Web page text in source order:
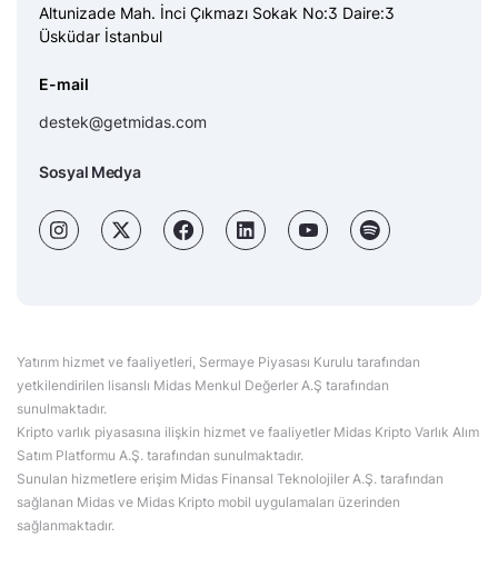
Altunizade Mah. İnci Çıkmazı Sokak No:3 Daire:3
Üsküdar İstanbul
E-mail
destek@getmidas.com
Sosyal Medya
Yatırım hizmet ve faaliyetleri, Sermaye Piyasası Kurulu tarafından
yetkilendirilen lisanslı Midas Menkul Değerler A.Ş tarafından
sunulmaktadır.
Kripto varlık piyasasına ilişkin hizmet ve faaliyetler Midas Kripto Varlık Alım
Satım Platformu A.Ş. tarafından sunulmaktadır.
Sunulan hizmetlere erişim Midas Finansal Teknolojiler A.Ş. tarafından
sağlanan Midas ve Midas Kripto mobil uygulamaları üzerinden
sağlanmaktadır.